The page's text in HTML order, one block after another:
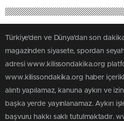
Türkiye'den ve Dünya’dan son
magazinden siyasete, spordan
adresi www.kilissondakika.org
www.kilissondakika.org haber
alıntı yapılamaz, kanuna aykırı ve
başka yerde yayınlanamaz. Aykırı
başvuru hakkı saklı tutulmaktadır.